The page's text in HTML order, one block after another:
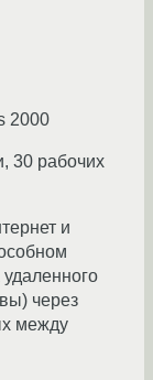
2000
30 рабочих
и
через
между